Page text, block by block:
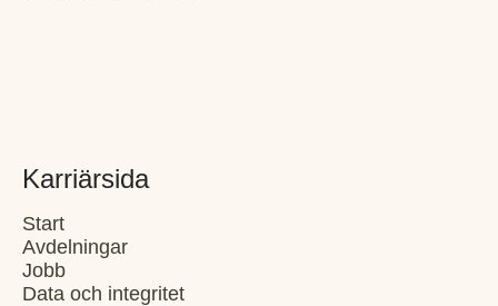
Karriärsida
Start
Avdelningar
Jobb
Data och integritet